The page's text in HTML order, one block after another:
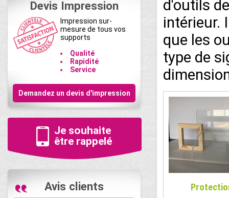
Devis Impression
Impression sur-
mesure de tous vos
supports
Qualité
Rapidité
Service
Demandez un devis d'impression
Je souhaite
être rappelé
Avis clients
d'outils
intérieur.
que les
type de